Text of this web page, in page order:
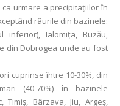
urmare a precipitațiilor în
râurile din bazinele:
inferior), Ialomița, Buzău,
din Dobrogea unde au fost
cuprinse între 10-30%, din
(40-70%) în bazinele
Timiș, Bârzava, Jiu, Argeș,